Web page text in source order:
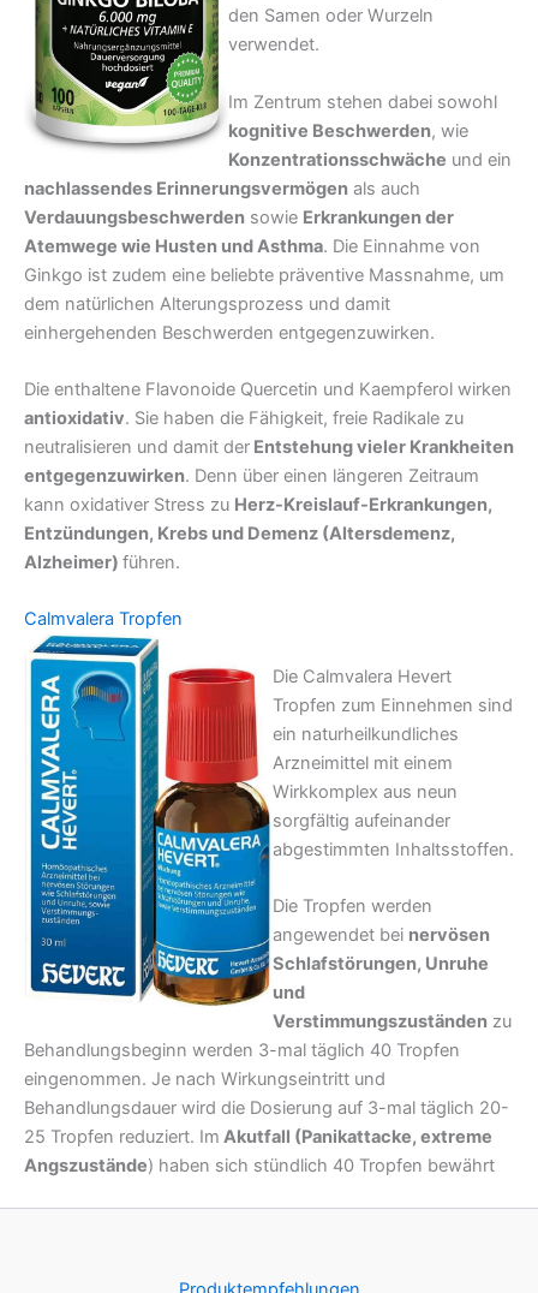
den Samen oder Wurzeln
verwendet.
Im Zentrum stehen dabei sowohl
kognitive Beschwerden, wie
Konzentrationsschwäche und ein
nachlassendes Erinnerungsvermögen als auch
Verdauungsbeschwerden sowie Erkrankungen der
Atemwege wie Husten und Asthma. Die Einnahme von
Ginkgo ist zudem eine beliebte präventive Massnahme, um
dem natürlichen Alterungsprozess und damit
einhergehenden Beschwerden entgegenzuwirken.
Die enthaltene Flavonoide Quercetin und Kaempferol wirken
antioxidativ. Sie haben die Fähigkeit, freie Radikale zu
neutralisieren und damit der Entstehung vieler Krankheiten
entgegenzuwirken. Denn über einen längeren Zeitraum
kann oxidativer Stress zu Herz-Kreislauf-Erkrankungen,
Entzündungen, Krebs und Demenz (Altersdemenz,
Alzheimer) führen.
Calmvalera Tropfen
Die Calmvalera Hevert
Tropfen zum Einnehmen sind
ein naturheilkundliches
Arzneimittel mit einem
Wirkkomplex aus neun
sorgfältig aufeinander
abgestimmten Inhaltsstoffen.
Die Tropfen werden
angewendet bei nervösen
Schlafstörungen, Unruhe
und
Verstimmungszuständen zu
Behandlungsbeginn werden 3-mal täglich 40 Tropfen
eingenommen. Je nach Wirkungseintritt und
Behandlungsdauer wird die Dosierung auf 3-mal täglich 20-
25 Tropfen reduziert. Im Akutfall (Panikattacke, extreme
Angszustände) haben sich stündlich 40 Tropfen bewährt